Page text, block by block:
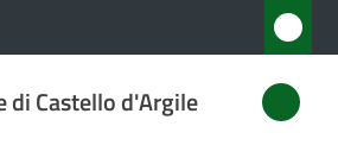
di Castello d'Argile